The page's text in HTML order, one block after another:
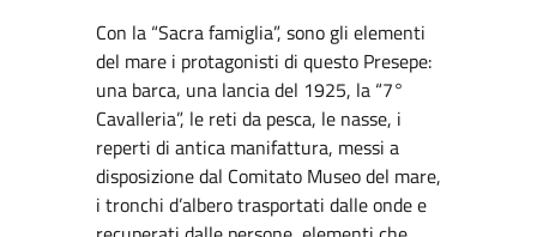
Con la “Sacra famiglia”, sono gli elementi
del mare i protagonisti di questo Presepe:
una barca, una lancia del 1925, la “7°
Cavalleria”, le reti da pesca, le nasse, i
reperti di antica manifattura, messi a
disposizione dal Comitato Museo del mare,
i tronchi d’albero trasportati dalle onde e